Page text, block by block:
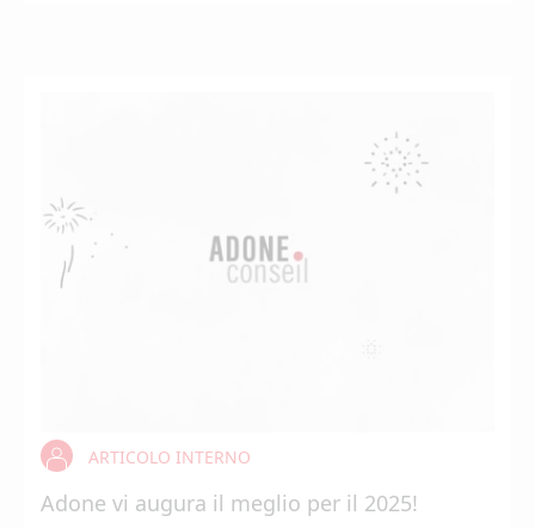
ARTICOLO INTERNO
Adone vi augura il meglio per il 2025!